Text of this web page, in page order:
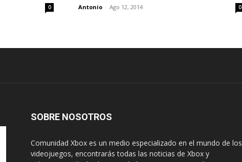
0 Antonio - Ago 12, 2014 0
SOBRE NOSOTROS
Comunidad Xbox es un medio especializado en el mundo de los
videojuegos, encontrarás todas las noticias de Xbox y